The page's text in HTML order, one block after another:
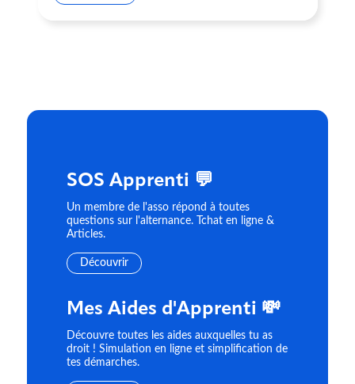
SOS Apprenti 💬
Un membre de l'asso répond à toutes
questions sur l'alternance. Tchat en ligne &
Articles.
Découvrir
Mes Aides d'Apprenti 💸
Découvre toutes les aides auxquelles tu as
droit ! Simulation en ligne et simplification de
tes démarches.